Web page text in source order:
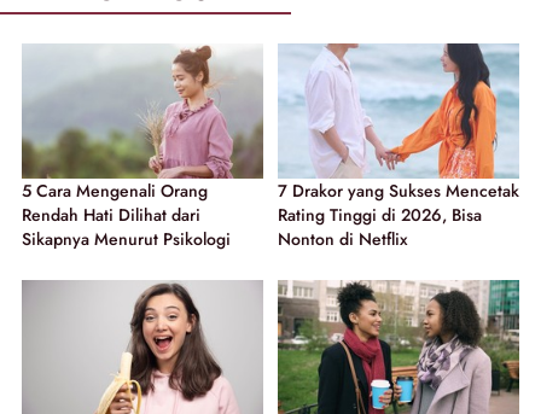
5 Cara Mengenali Orang
Rendah Hati Dilihat dari
Sikapnya Menurut Psikologi
7 Drakor yang Sukses Mencetak
Rating Tinggi di 2026, Bisa
Nonton di Netflix